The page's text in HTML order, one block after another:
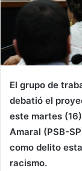
El grupo de
debatió el
este martes
Amaral (PSB-
como delito
racismo.